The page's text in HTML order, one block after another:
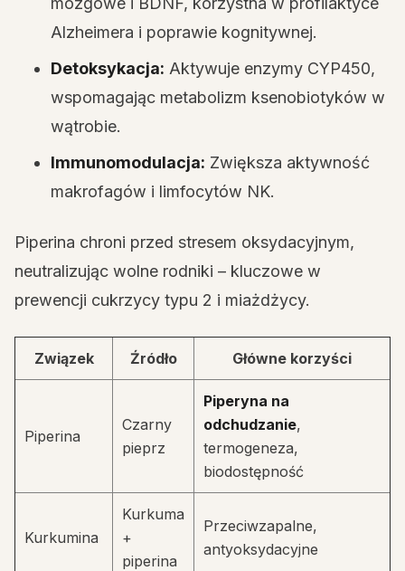
Alzheimera i poprawie kognitywnej.
Detoksykacja: Aktywuje enzymy CYP450,
wspomagając metabolizm ksenobiotyków w
wątrobie.
Immunomodulacja: Zwiększa aktywność
makrofagów i limfocytów NK.
Piperina chroni przed stresem oksydacyjnym,
neutralizując wolne rodniki – kluczowe w
prewencji cukrzycy typu 2 i miażdżycy.
Związek Źródło Główne korzyści
Piperina
Czarny
pieprz
Piperyna na
odchudzanie,
termogeneza,
biodostępność
Kurkumina
Kurkuma
+
piperina
Przeciwzapalne,
antyoksydacyjne